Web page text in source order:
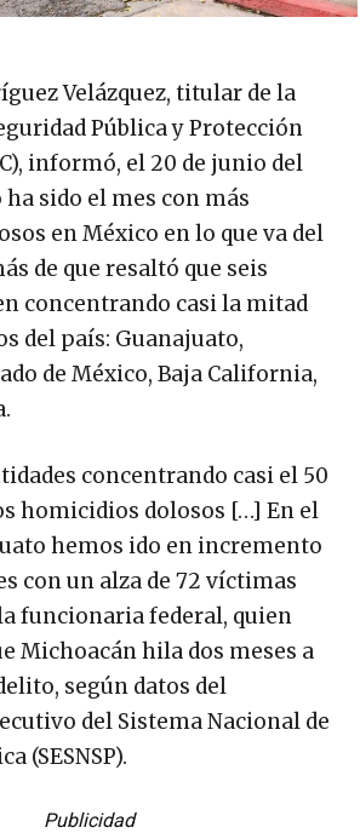
Velázquez, titular de la
Pública y Protección
informó, el 20 de junio del
ha sido el mes con más
en México en lo que va del
de que resaltó que seis
concentrando casi la mitad
del país: Guanajuato,
de México, Baja California,
concentrando casi el 50
homicidios dolosos […] En el
hemos ido en incremento
con un alza de 72 víctimas
funcionaria federal, quien
Michoacán hila dos meses a
según datos del
del Sistema Nacional de
(SESNSP).
Publicidad